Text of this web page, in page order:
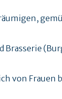
Brasserie
von Frauen